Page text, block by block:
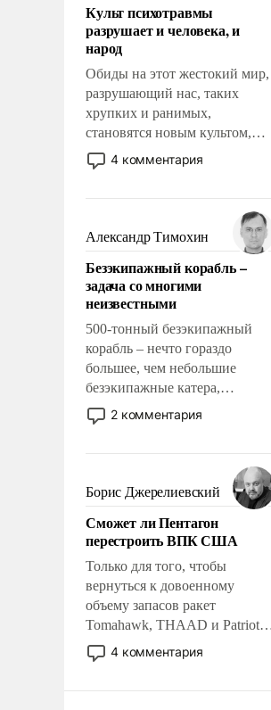
Культ психотравмы
разрушает и человека, и
народ
Обиды на этот жестокий мир,
разрушающий нас, таких
хрупких и ранимых,
становятся новым культом,
постепенно вытесняя и
отменяя традиционное
мужественным и твердым под
ударами судьбы, брать на себя
ответственность, помогать
слабым, идти вперед и
адаптироваться.
4 комментария
Александр Тимохин
Безэкипажный корабль –
задача со многими
неизвестными
500-тонный безэкипажный
корабль – нечто гораздо
большее, чем небольшие
безэкипажные катера,
применение которых уже
стало обыденностью. Задача по
сложна и амбициозна. Однако
и ее реализация радикально
поднимет наши боевые
возможности.
2 комментария
Борис Джерелиевский
Сможет ли Пентагон
перестроить ВПК США
Только для того, чтобы
вернуться к довоенному
объему запасов ракет
Tomahawk, THAAD и Patriot
США потребуется более трех
лет. Даже небольшая война с
4 комментария